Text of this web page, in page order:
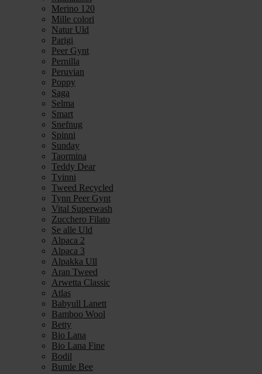
Merino 120
Mille colori
Natur Uld
Parigi
Peer Gynt
Pernilla
Peruvian
Poppy
Saga
Selma
Smart
Snefnug
Spinni
Sunday
Taormina
Teddy Dear
Tvinni
Tweed Recycled
Tynn Peer Gynt
Vital Superwash
Zucchero Filato
Se alle Uld
Alpaca 2
Alpaca 3
Alpakka Ull
Aran Tweed
Arwetta Classic
Atlas
Babyull Lanett
Bamboo Wool
Betty
Bio Lana
Bio Lana Fine
Bodil
Bumle Bee